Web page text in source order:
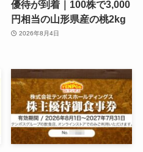
優待が到着｜100株で3,000
円相当の山形県産の桃2kg
2026年8月4日